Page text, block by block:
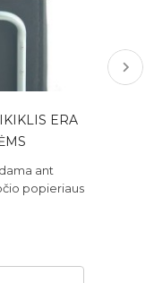
ERA
ant
popieriaus